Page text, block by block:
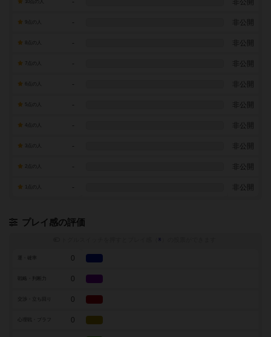
- 非公開
- 非公開
- 非公開
7点の人 - 非公開
- 非公開
- 非公開
- 非公開
- 非公開
- 非公開
- 非公開
プレイ感の評価
※
0
戦略・判断力 0
0
0